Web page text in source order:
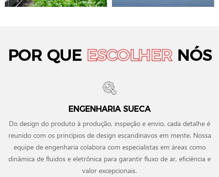
POR QUE ESCOLHER NÓS
ENGENHARIA SUECA
Do design do produto à produção, inspeção e envio, cada detalhe é
reunido com os princípios de design escandinavos em mente. Nossa
equipe de engenharia colabora com especialistas em áreas como
dinâmica de fluidos e eletrônica para garantir fluxo de ar, eficiência e
valor excepcionais.